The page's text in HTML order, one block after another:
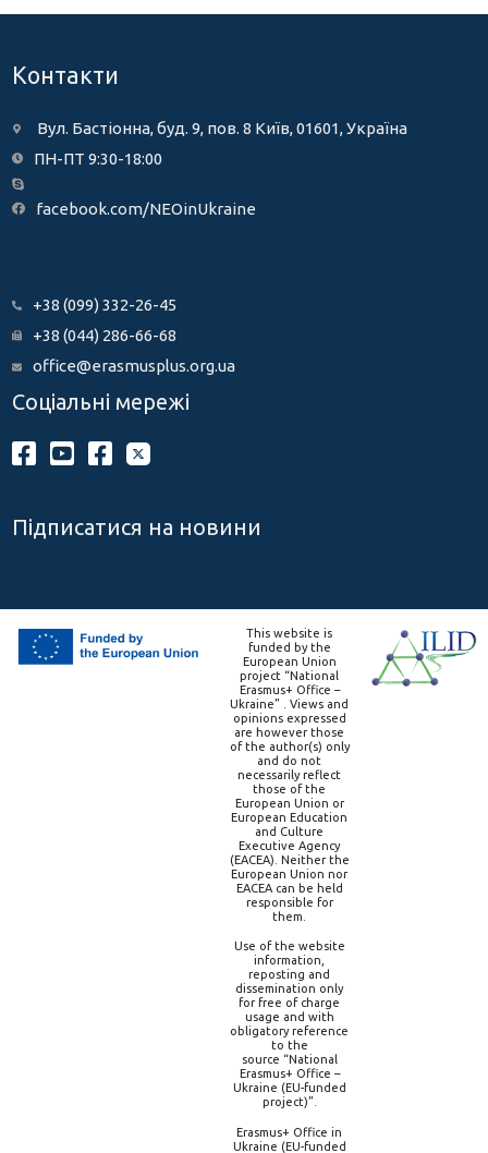
Контакти
Вул. Бастіонна, буд. 9, пов. 8 Київ, 01601, Україна
ПН-ПТ 9:30-18:00
facebook.com/NEOinUkraine
+38 (099) 332-26-45
+38 (044) 286-66-68
office@erasmusplus.org.ua
Соціальні мережі
Підписатися на новини
This website is
funded by the
European Union
project “National
Erasmus+ Office –
Ukraine” . Views and
opinions expressed
are however those
of the author(s) only
and do not
necessarily reflect
those of the
European Union or
European Education
and Culture
Executive Agency
(EACEA). Neither the
European Union nor
EACEA can be held
responsible for
them.
Use of the website
information,
reposting and
dissemination only
for free of charge
usage and with
obligatory reference
to the
source “National
Erasmus+ Office –
Ukraine (EU-funded
project)”.
Erasmus+ Office in
Ukraine (EU-funded